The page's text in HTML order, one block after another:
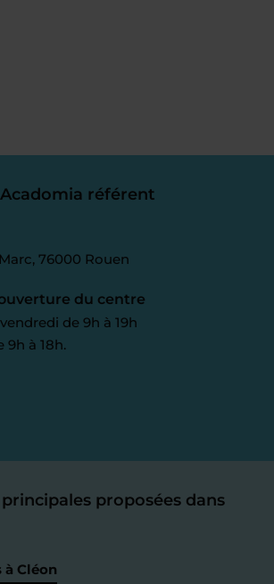
référent
76000 Rouen
du centre
de 9h à 19h
9h à 18h.
proposées dans
Cléon